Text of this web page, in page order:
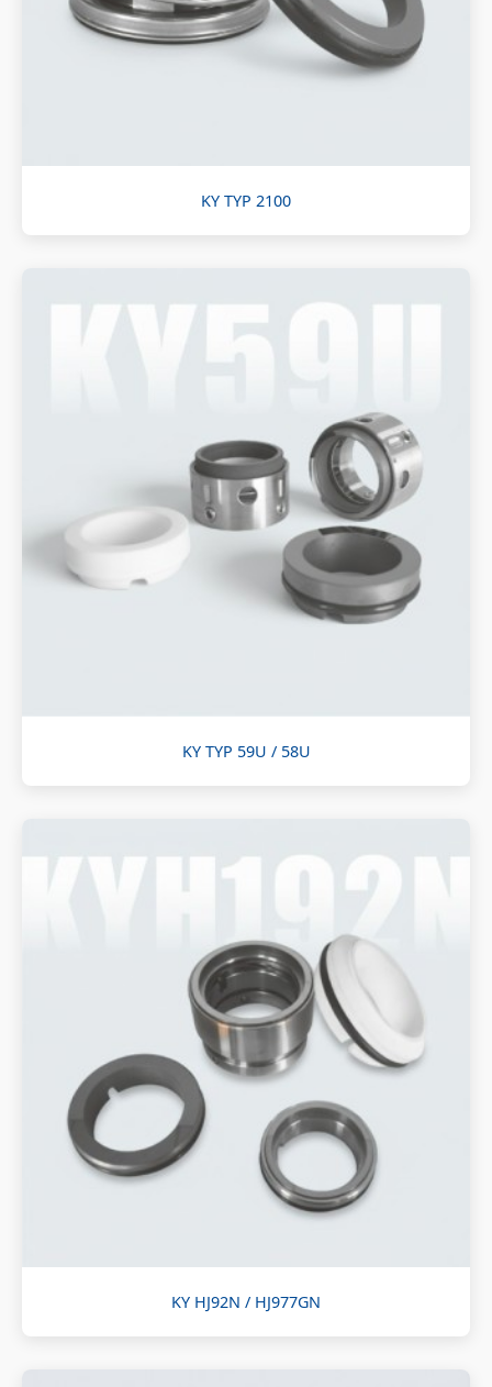
KY TYP 2100
KY TYP 59U / 58U
KY HJ92N / HJ977GN